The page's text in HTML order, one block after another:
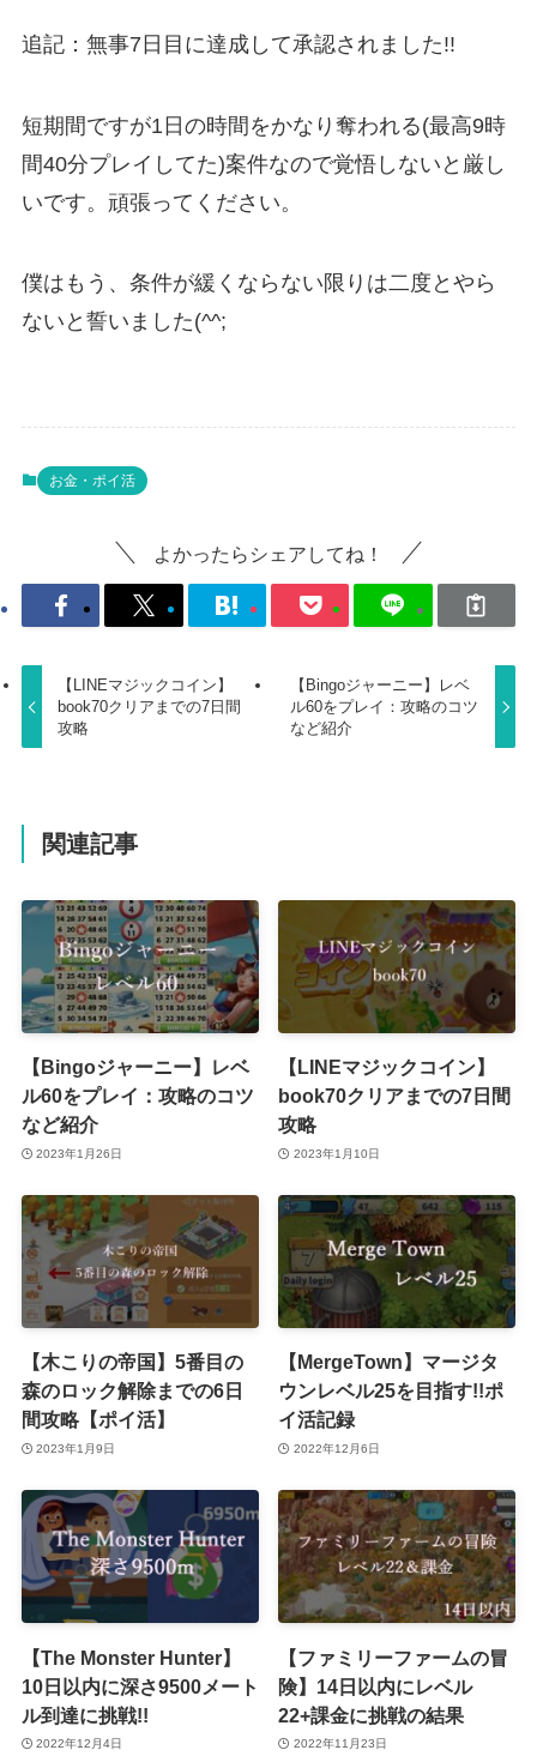
追記：無事7日目に達成して承認されました!!
短期間ですが1日の時間をかなり奪われる(最高9時
間40分プレイしてた)案件なので覚悟しないと厳し
いです。頑張ってください。
僕はもう、条件が緩くならない限りは二度とやら
ないと誓いました(^^;
お金・ポイ活
よかったらシェアしてね！
【LINEマジックコイン】
book70クリアまでの7日間
攻略
【Bingoジャーニー】レベ
ル60をプレイ：攻略のコツ
など紹介
関連記事
【Bingoジャーニー】レベ
ル60をプレイ：攻略のコツ
など紹介
2023年1月26日
【LINEマジックコイン】
book70クリアまでの7日間
攻略
2023年1月10日
【木こりの帝国】5番目の
森のロック解除までの6日
間攻略【ポイ活】
2023年1月9日
【MergeTown】マージタ
ウンレベル25を目指す!!ポ
イ活記録
2022年12月6日
【The Monster Hunter】
10日以内に深さ9500メート
ル到達に挑戦!!
2022年12月4日
【ファミリーファームの冒
険】14日以内にレベル
22+課金に挑戦の結果
2022年11月23日